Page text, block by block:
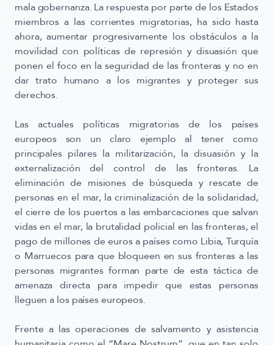
mala gobernanza. La respuesta por parte de los Estados
miembros a las corrientes migratorias, ha sido hasta
ahora, aumentar progresivamente los obstáculos a la
movilidad con políticas de represión y disuasión que
ponen el foco en la seguridad de las fronteras y no en
dar trato humano a los migrantes y proteger sus
derechos.
Las actuales políticas migratorias de los países
europeos son un claro ejemplo al tener como
principales pilares la militarización, la disuasión y la
externalización del control de las fronteras. La
eliminación de misiones de búsqueda y rescate de
personas en el mar, la criminalización de la solidaridad,
el cierre de los puertos a las embarcaciones que salvan
vidas en el mar, la brutalidad policial en las fronteras, el
pago de millones de euros a países como Libia, Turquía
o Marruecos para que bloqueen en sus fronteras a las
personas migrantes forman parte de esta táctica de
amenaza directa para impedir que estas personas
lleguen a los países europeos.
Frente a las operaciones de salvamento y asistencia